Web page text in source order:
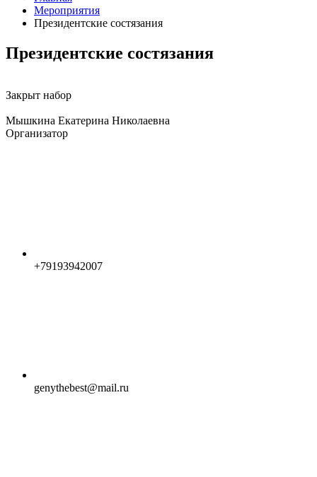
Мероприятия
Президентские состязания
Президентские состязания
Закрыт набор
Мышкина Екатерина Николаевна
Организатор
+79193942007
genythebest@mail.ru